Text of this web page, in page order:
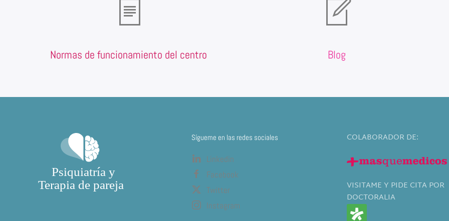
Normas de funcionamiento del centro Blog
Sígueme en las redes sociales
Linkedin
Facebook
Twitter
Instagram
COLABORADOR DE:
VISITAME Y PIDE CITA POR
DOCTORALIA